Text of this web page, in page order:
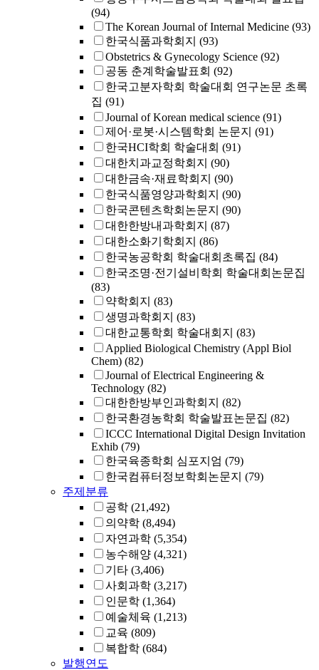
(94)
The Korean Journal of Internal Medicine (93)
한국식품과학회지 (93)
Obstetrics & Gynecology Science (92)
공동 춘계학술발표회 (92)
한국고분자학회 학술대회 연구논문 초록
집 (91)
Journal of Korean medical science (91)
제어·로봇·시스템학회 논문지 (91)
한국HCI학회 학술대회 (91)
대한치과교정학회지 (90)
대한금속·재료학회지 (90)
한국식품영양과학회지 (90)
한국콘텐츠학회논문지 (90)
대한한방내과학회지 (87)
대한소화기학회지 (86)
한국농공학회 학술대회초록집 (84)
한국조명·전기설비학회 학술대회논문집
(83)
약학회지 (83)
생명과학회지 (83)
대한교통학회 학술대회지 (83)
Applied Biological Chemistry (Appl Biol
Chem) (82)
Journal of Electrical Engineering &
Technology (82)
대한한방부인과학회지 (82)
한국환경농학회 학술발표논문집 (82)
ICCC International Digital Design Invitation
Exhib (79)
한국육종학회 심포지엄 (79)
한국컴퓨터정보학회논문지 (79)
주제분류
공학 (21,492)
의약학 (8,494)
자연과학 (5,354)
농수해양 (4,321)
기타 (3,406)
사회과학 (3,217)
인문학 (1,364)
예술체육 (1,213)
교육 (809)
복합학 (684)
발행연도